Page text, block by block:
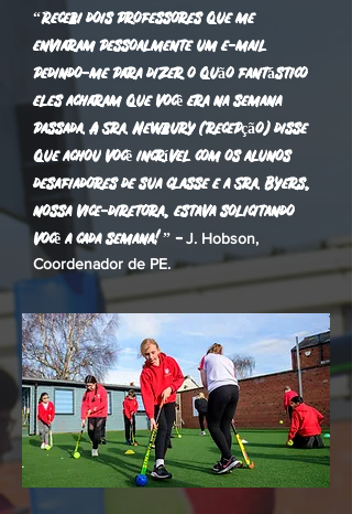
“Recebi dois professores que me
enviaram pessoalmente um e-mail
pedindo-me para dizer o quão fantástico
eles acharam que você era na semana
passada. A Sra. Newbury (recepção) disse
que achou você incrível com os alunos
desafiadores de sua classe e a Sra. Byers,
nossa vice-diretora, estava solicitando
você a cada semana! ” -J. Hobson,
Coordenador de PE.